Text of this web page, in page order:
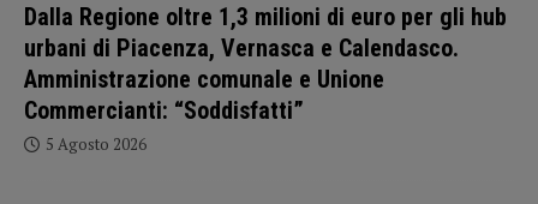
Dalla Regione oltre 1,3 milioni di euro per gli hub
urbani di Piacenza, Vernasca e Calendasco.
Amministrazione comunale e Unione
Commercianti: “Soddisfatti”
5 Agosto 2026